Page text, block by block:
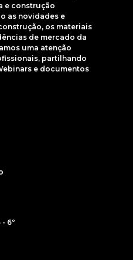
e construção
as novidades e
os materiais
de mercado da
uma atenção
partilhando
e documentos
6º